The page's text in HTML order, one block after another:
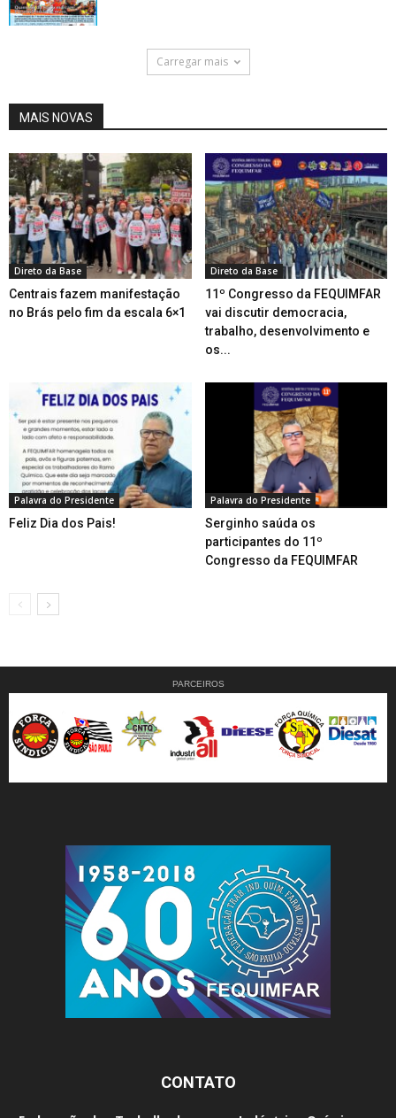
Carregar mais
MAIS NOVAS
Direto da Base
Centrais fazem manifestação
no Brás pelo fim da escala 6×1
Direto da Base
11º Congresso da FEQUIMFAR
vai discutir democracia,
trabalho, desenvolvimento e
os...
Palavra do Presidente
Feliz Dia dos Pais!
Palavra do Presidente
Serginho saúda os
participantes do 11º
Congresso da FEQUIMFAR
PARCEIROS
CONTATO